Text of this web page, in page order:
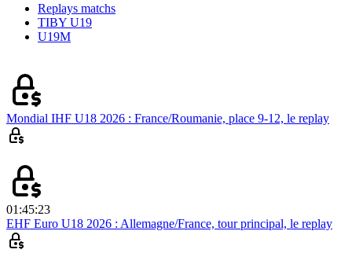
Replays matchs
TIBY U19
U19M
Mondial IHF U18 2026 : France/Roumanie, place 9-12, le replay
01:45:23
EHF Euro U18 2026 : Allemagne/France, tour principal, le replay